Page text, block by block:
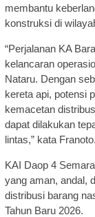
membantu
konstruksi di
“Perjalanan KA
kelancaran
Nataru. Dengan
kereta api, potensi
kemacetan
dapat dilakukan
lintas,” kata Franoto.
KAI Daop 4
yang aman, andal,
distribusi barang
Tahun Baru 2026.